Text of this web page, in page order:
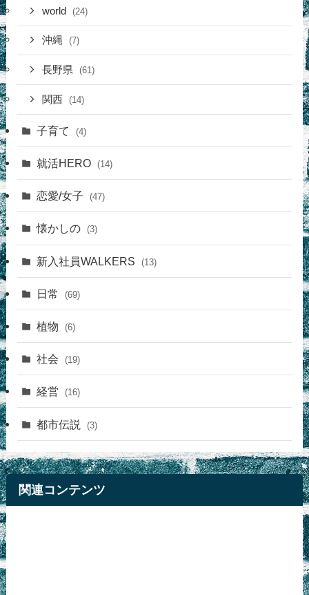
world (24)
沖縄 (7)
長野県 (61)
関西 (14)
子育て (4)
就活HERO (14)
恋愛/女子 (47)
懐かしの (3)
新入社員WALKERS (13)
日常 (69)
植物 (6)
社会 (19)
経営 (16)
都市伝説 (3)
関連コンテンツ